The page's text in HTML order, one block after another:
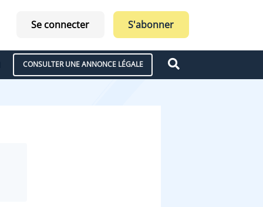
Se connecter S'abonner
CONSULTER UNE ANNONCE LÉGALE